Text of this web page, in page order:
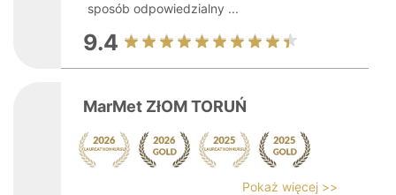
sposób odpowiedzialny ...
9.4
MarMet ZłOM TORUŃ
Pokaż więcej >>